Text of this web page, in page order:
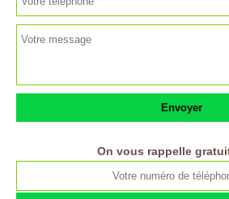
On vous rappelle